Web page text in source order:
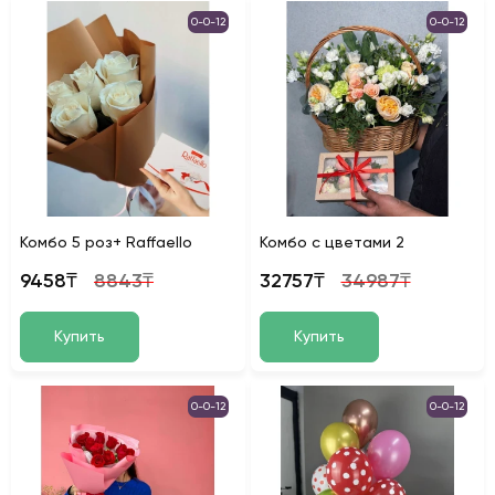
0-0-12
Комбо 5 роз+ Raffaello
9458₸ 8843₸
Купить
0-0-12
Комбо с цветами 2
32757₸ 34987₸
Купить
0-0-12 0-0-12